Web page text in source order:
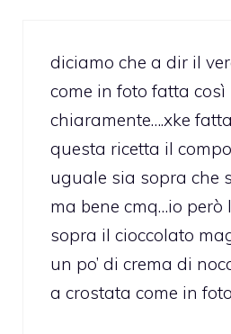
diciamo che a dir il
come in foto fatta così
chiaramente….xke
questa ricetta il
uguale sia sopra che
ma bene cmq…io però
sopra il cioccolato
un po’ di crema di
a crostata come in